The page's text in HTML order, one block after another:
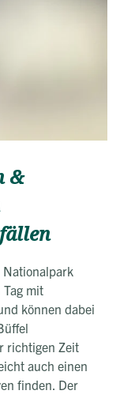
&
Nationalpark
mit
können dabei
richtigen Zeit
auch einen
finden. Der